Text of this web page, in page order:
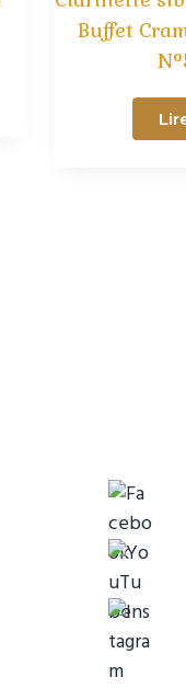
Buffet